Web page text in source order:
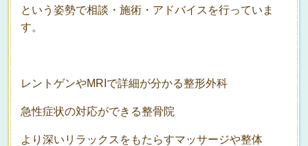
という姿勢で相談・施術・アドバイスを行っていま
す。
レントゲンやMRIで詳細が分かる整形外科
急性症状の対応ができる整骨院
より深いリラックスをもたらすマッサージや整体